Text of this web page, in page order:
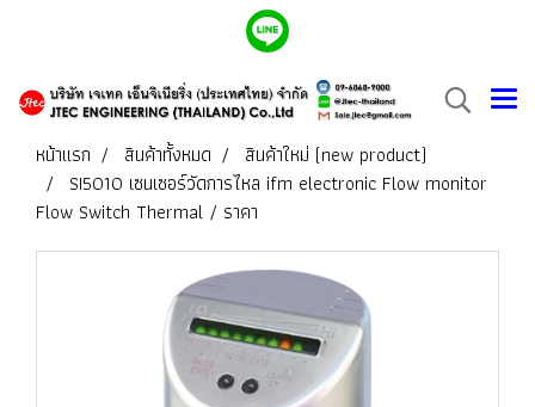
หน้าแรก สินค้าทั้งหมด
สินค้าใหม่ (new product)
SI5010 เซนเซอร์วัดการไหล ifm electronic Flow monitor
Flow Switch Thermal / ราคา